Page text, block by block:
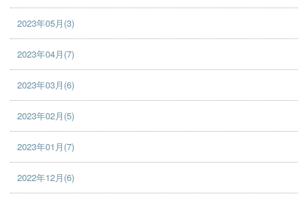
2023年05月(3)
2023年04月(7)
2023年03月(6)
2023年02月(5)
2023年01月(7)
2022年12月(6)